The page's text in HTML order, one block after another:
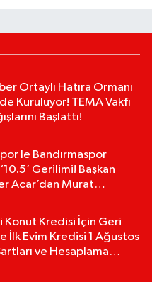
Ortaylı Hatıra Ormanı
Kuruluyor! TEMA Vakfı
Başlattı!
le Bandırmaspor
Gerilimi! Başkan
Acar’dan Murat
Konut Kredisi İçin Geri
İlk Evim Kredisi 1 Ağustos
ve Hesaplama